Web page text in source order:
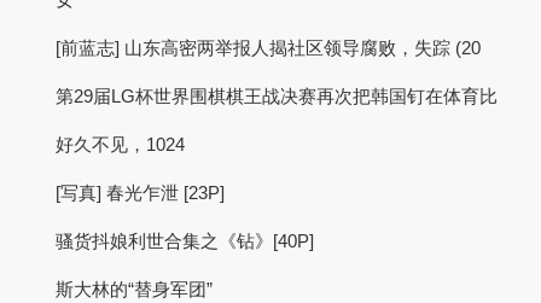
[前蓝志] 山东高密两举报人揭社区领导腐败，失踪 (20
第29届LG杯世界围棋棋王战决赛再次把韩国钉在体育比
好久不见，1024
[写真] 春光乍泄 [23P]
骚货抖娘利世合集之《钻》[40P]
斯大林的“替身军团”